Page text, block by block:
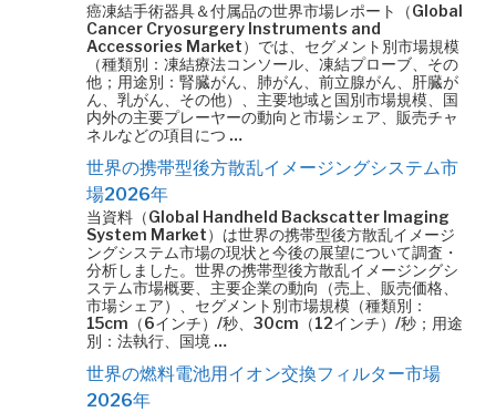
癌凍結手術器具＆付属品の世界市場レポート（Global
Cancer Cryosurgery Instruments and
Accessories Market）では、セグメント別市場規模
（種類別：凍結療法コンソール、凍結プローブ、その
他；用途別：腎臓がん、肺がん、前立腺がん、肝臓が
ん、乳がん、その他）、主要地域と国別市場規模、国
内外の主要プレーヤーの動向と市場シェア、販売チャ
ネルなどの項目につ …
世界の携帯型後方散乱イメージングシステム市
場2026年
当資料（Global Handheld Backscatter Imaging
System Market）は世界の携帯型後方散乱イメージ
ングシステム市場の現状と今後の展望について調査・
分析しました。世界の携帯型後方散乱イメージングシ
ステム市場概要、主要企業の動向（売上、販売価格、
市場シェア）、セグメント別市場規模（種類別：
15cm（6インチ）/秒、30cm（12インチ）/秒；用途
別：法執行、国境 …
世界の燃料電池用イオン交換フィルター市場
2026年